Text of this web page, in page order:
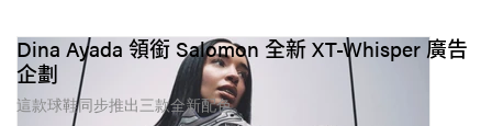
Dina Ayada 領銜 Salomon 全新 XT-Whisper 廣告
企劃
這款球鞋同步推出三款全新配色。